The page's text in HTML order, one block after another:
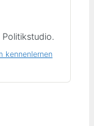
Politikstudio.
kennenlernen